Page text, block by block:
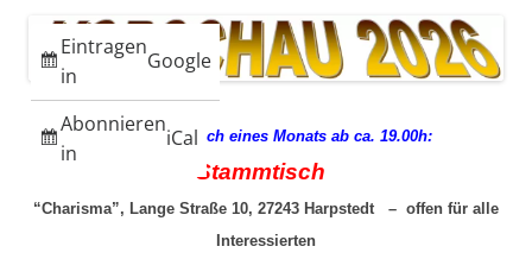
Eintragen
in
Google
Abonnieren
in
iCal
jeden 3. Mittwoch eines Monats ab ca. 19.00h:
Stammtisch
“Charisma”, Lange Straße 10, 27243 Harpstedt – offen für alle
Interessierten